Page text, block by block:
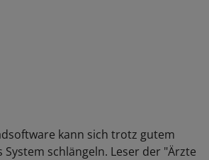
kann sich trotz gutem
schlängeln. Leser der "Ärzte